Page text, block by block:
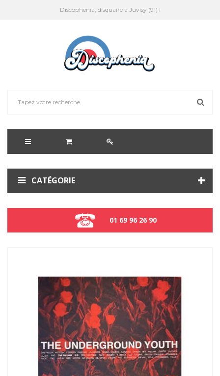
Discophenia, disquaire à Juvisy (91) !
CATÉGORIE
01 69 96 26 90